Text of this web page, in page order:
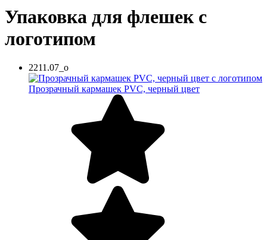
Упаковка для флешек с
логотипом
2211.07_o
Прозрачный кармашек PVC, черный цвет